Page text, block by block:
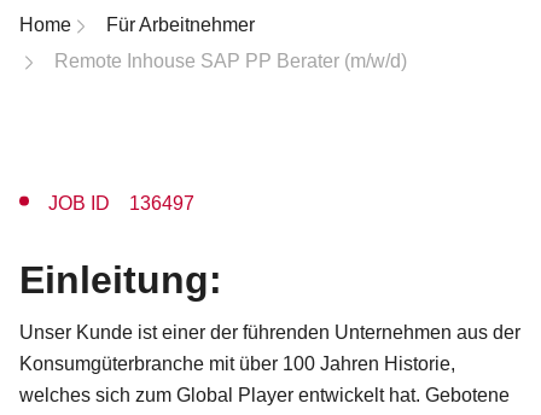
Breadcrumb-Navigation
Home
Für Arbeitnehmer
Remote Inhouse SAP PP Berater (m/w/d)
JOB ID 136497
Einleitung:
Unser Kunde ist einer der führenden Unternehmen aus der
Konsumgüterbranche mit über 100 Jahren Historie,
welches sich zum Global Player entwickelt hat. Gebotene